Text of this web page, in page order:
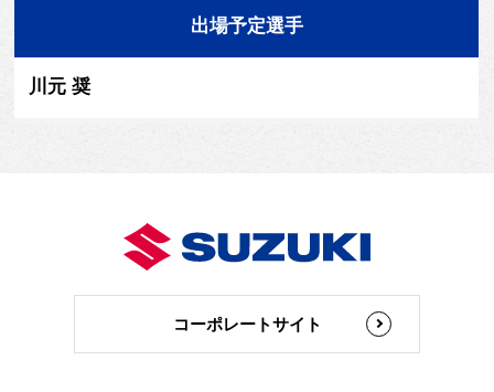
出場予定選手
川元 奨
コーポレートサイト